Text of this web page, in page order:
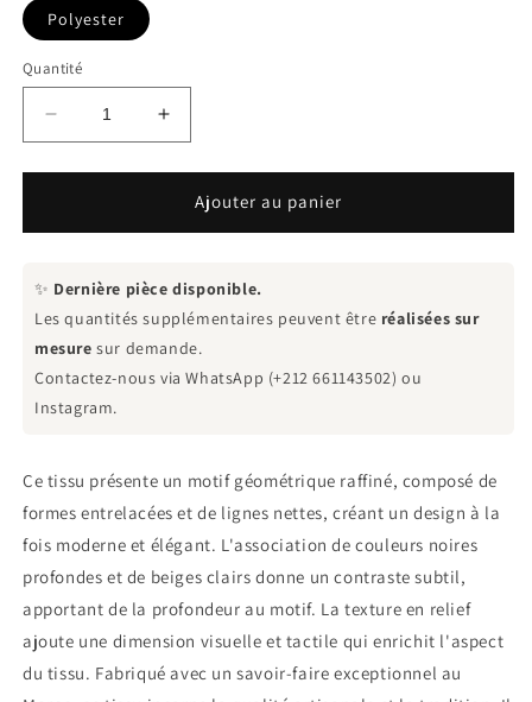
Polyester
Quantité
Réduire
la
quantité
Augmenter
la
quantité
Ajouter au panier
✨ Dernière pièce disponible.
Les quantités supplémentaires peuvent être réalisées sur
mesure sur demande.
Contactez-nous via WhatsApp (+212 661143502) ou
Instagram.
Ce tissu présente un motif géométrique raffiné, composé de
formes entrelacées et de lignes nettes, créant un design à la
fois moderne et élégant. L'association de couleurs noires
profondes et de beiges clairs donne un contraste subtil,
apportant de la profondeur au motif. La texture en relief
ajoute une dimension visuelle et tactile qui enrichit l'aspect
du tissu. Fabriqué avec un savoir-faire exceptionnel au